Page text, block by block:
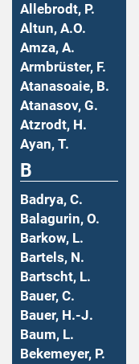
Allebrodt, P.
Altun, A.O.
Amza, A.
Armbrüster, F.
Atanasoaie, B.
Atanasov, G.
Atzrodt, H.
Ayan, T.
B
Badrya, C.
Balagurin, O.
Barkow, L.
Bartels, N.
Bartscht, L.
Bauer, C.
Bauer, H.-J.
Baum, L.
Bekemeyer, P.